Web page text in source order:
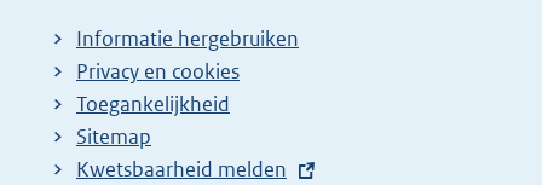
Informatie hergebruiken
Privacy en cookies
Toegankelijkheid
Sitemap
E
Kwetsbaarheid melden